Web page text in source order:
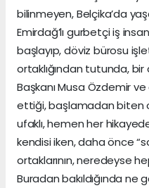
bilinmeyen, Belçika’da
Emirdağ’lı gurbetçi iş
başlayıp, döviz bürosu
ortaklığından tutunda,
Başkanı Musa Özdemir
ettiği, başlamadan biten
ufaklı, hemen her
kendisi iken, daha önce
ortaklarının, neredeyse
Buradan bakıldığında ne